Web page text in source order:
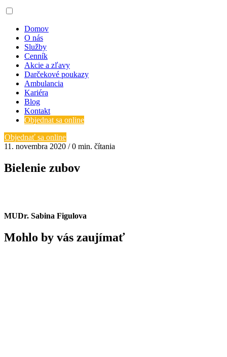
Domov
O nás
Služby
Cenník
Akcie a zľavy
Darčekové poukazy
Ambulancia
Kariéra
Blog
Kontakt
Objednat sa online
Objednať sa online
11. novembra 2020 / 0 min. čítania
Bielenie zubov
MUDr. Sabina Figulova
Mohlo by vás zaujímať